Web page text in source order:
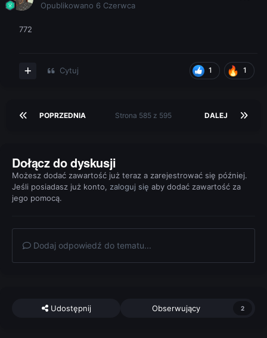
Opublikowano 6 Czerwca
772
1 1
Cytuj
POPRZEDNIA DALEJ
Strona 585 z 595
Dołącz do dyskusji
Możesz dodać zawartość już teraz a zarejestrować się później.
Jeśli posiadasz już konto, zaloguj się aby dodać zawartość za
jego pomocą.
Dodaj odpowiedź do tematu...
Udostępnij Obserwujący 2